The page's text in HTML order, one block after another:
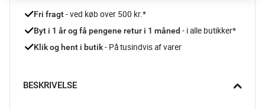
Fri fragt - ved køb over 500 kr.*
Byt i 1 år og få pengene retur i 1 måned - i alle butikker*
Klik og hent i butik - På tusindvis af varer
BESKRIVELSE